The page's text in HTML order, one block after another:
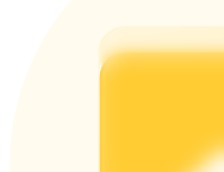
Precious Metals
Trade Gold & Silver